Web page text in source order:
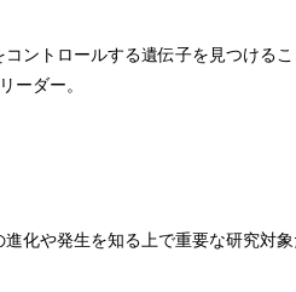
ントロールする遺伝子を見つける
ーダー。
化や発生を知る上で重要な研究対